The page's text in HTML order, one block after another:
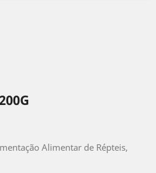
Alimentar de Répteis,